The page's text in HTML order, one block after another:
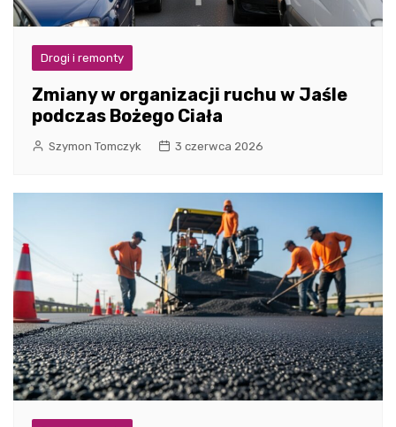
Drogi i remonty
Zmiany w organizacji ruchu w Jaśle
podczas Bożego Ciała
Szymon Tomczyk 3 czerwca 2026